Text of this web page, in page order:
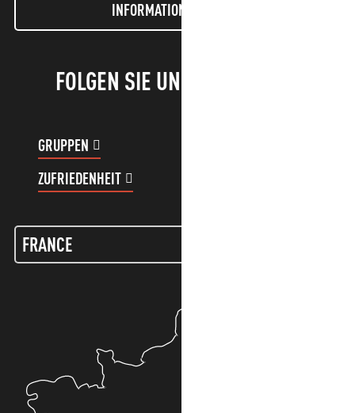
INFORMATIONEN LETTER
FOLGEN SIE UNS!
GRUPPEN
ZUFRIEDENHEIT